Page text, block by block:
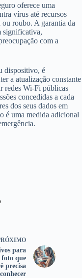
oferece uma
vírus até recursos
ou roubo. A garantia da
significativa,
com a
dispositivo, é
a atualização constante
redes Wi-Fi públicas
concedidas a cada
dos seus dados em
é uma medida adicional
para
foto que
precisa
conhecer